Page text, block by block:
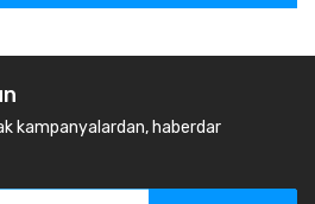
kampanyalardan, haberdar